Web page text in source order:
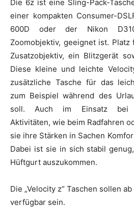
Die 6z ist eine Sling-Pack-
einer kompakten Consumer-
600D oder der Nikon
Zoomobjektiv, geeignet ist.
Zusatzobjektiv, ein Blitzgerät
Diese kleine und leichte
zusätzliche Tasche für das
zum Beispiel während des
soll. Auch im Einsatz bei
Aktivitäten, wie beim Radfahren
sie ihre Stärken in Sachen
Dabei ist sie in sich stabil
Hüftgurt auszukommen.
Die „Velocity z“ Taschen sollen
verfügbar sein.